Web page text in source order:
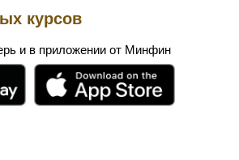
курсов
и в приложении от Минфин